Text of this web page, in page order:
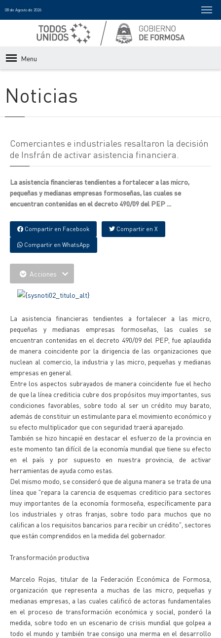
08 de Agosto de 2026
Menu
Noticias
Comerciantes e industriales resaltaron la decisión
de Insfrán de activar asistencia financiera.
La asistencia financieras tendientes a fortalecer a las micro,
pequeñas y medianas empresas formoseñas, las cuales se
encuentran contenidas en el decreto 490/09 del PEP ...
Compartir en Facebook Compartir en X
Compartir en WhatsApp
Acciones
La asistencia financieras tendientes a fortalecer a las micro,
pequeñas y medianas empresas formoseñas, las cuales se
encuentran contenidas en el decreto 490/09 del PEP, fue aplaudida
de manera coincidente por la dirigencia de las organizaciones que
nuclean al comercio, la industria y las micro, pequeñas y medianas
empresas en general.
Entre los aspectos subrayados de manera coincidente fue el hecho
de que la línea crediticia cubre dos propósitos muy importantes, sus
condiciones favorables, sobre todo al ser un crédito muy barato,
además de constituir un estimulante para el movimiento económico y
su efecto multiplicador que con seguridad traerá aparejado.
También se hizo hincapié en destacar el esfuerzo de la provincia en
este momento tan difícil de la economía mundial que tiene su efecto
en el país y por supuesto en nuestra provincia, de activar
herramientas de ayuda como estas.
Del mismo modo, se consideró que de alguna manera se trata de una
línea que "repara la carencia de esquemas crediticio para sectores
muy importantes de la economía formoseña, específicamente para
los industriales y otras franjas, sobre todo para muchos que no
califican a los requisitos bancarios para recibir un crédito", sectores
que están comprendidos en la medida del gobernador.
Transformación productiva
Marcelo Rojas, titular de la Federación Económica de Formosa,
organización que representa a muchas de las micro, pequeñas y
medianas empresas, a las cuales calificó de actoras fundamentales
en el proceso de transformación económica y social, ponderó la
medida, sobre todo en un escenario de crisis mundial que golpea a
todo el mundo y también trae consigo una merma en el desarrollo